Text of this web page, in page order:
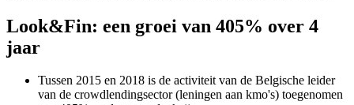
Look&Fin: een groei van 405% over 4
jaar
Tussen 2015 en 2018 is de activiteit van de Belgische leider
van de crowdlendingsector (leningen aan kmo's) toegenomen